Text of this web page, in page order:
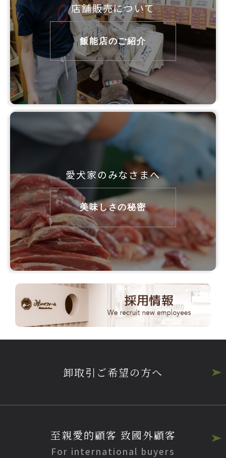
店舗販売について
飯能店のご紹介
愛犬家のみなさまへ
美味しさの秘密
卸取引ご希望の方へ
至親愛的顧客 致國外顧客
For international buyers